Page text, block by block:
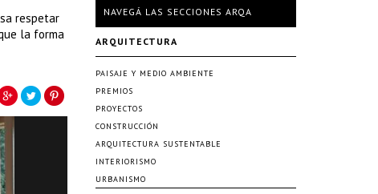
respetar
la forma
NAVEGÁ LAS SECCIONES ARQA
ARQUITECTURA
PAISAJE Y MEDIO AMBIENTE
PREMIOS
PROYECTOS
CONSTRUCCIÓN
ARQUITECTURA SUSTENTABLE
INTERIORISMO
URBANISMO